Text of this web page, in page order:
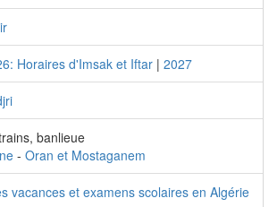
Horaires d'Imsak et Iftar | 2027
banlieue
- Oran et Mostaganem
vacances et examens scolaires en Algérie